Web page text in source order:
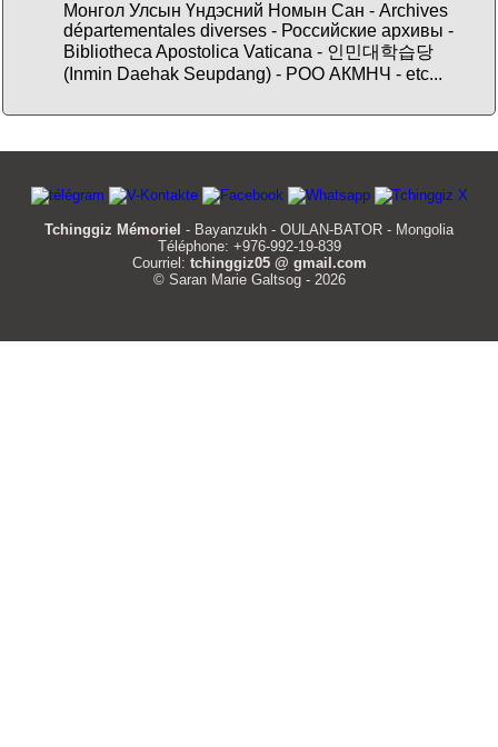
Монгол Улсын Үндэсний Номын Сан - Archives
départementales diverses - Российские архивы -
Bibliotheca Apostolica Vaticana - 인민대학습당
(Inmin Daehak Seupdang) - РОО АКМНЧ - etc...
Tchinggiz Mémoriel - Bayanzukh - OULAN-BATOR - Mongolia
Téléphone: +976-992-19-839
Courriel: tchinggiz05 @ gmail.com
© Saran Marie Galtsog - 2026